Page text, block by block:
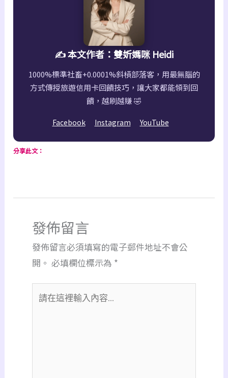
✍️ 本文作者：雙妡媽咪 Heidi
1000%標準社畜+0.0001%斜槓部落客，用最無腦的
方式傳授旅遊信用卡回饋技巧，讓大家都能領到回
饋，越刷越賺 🤣
Facebook Instagram YouTube
分享此文：
發佈留言
發佈留言必須填寫的電子郵件地址不會公
開。 必填欄位標示為 *